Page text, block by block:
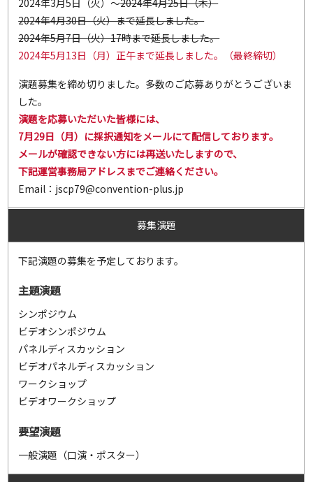
2024年4月30日（火）まで延長しました。
2024年5月7日（火）17時まで延長しました。
2024年5月13日（月）正午まで延長しました。（最終締切）
演題募集を締め切りました。多数のご応募ありがとうございま
した。
演題を応募いただいた皆様には、
7月29日（月）に採択通知をメールにて配信しております。
メールが確認できない方には再送いたしますので、
下記運営事務局アドレスまでご連絡ください。
Email： jscp79@convention-plus.jp
募集演題
下記演題の募集を予定しております。
主題演題
シンポジウム
ビデオシンポジウム
パネルディスカッション
ビデオパネルディスカッション
ワークショップ
ビデオワークショップ
要望演題
一般演題（口演・ポスター）